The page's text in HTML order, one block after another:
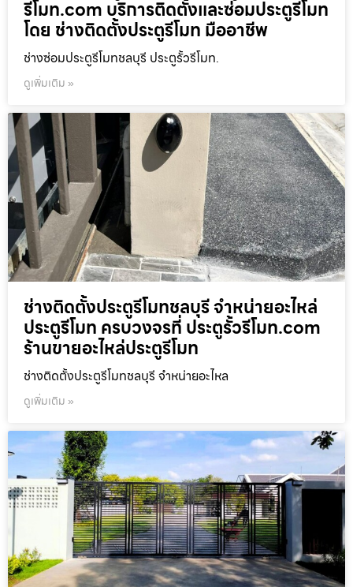
รีโมท.com บริการติดตั้งและซ่อมประตูรีโมท
โดย ช่างติดตั้งประตูรีโมท มืออาชีพ
ช่างซ่อมประตูรีโมทชลบุรี ประตูรั้วรีโมท.
ดูเพิ่มเติม »
ช่างติดตั้งประตูรีโมทชลบุรี จำหน่ายอะไหล่
ประตูรีโมท ครบวงจรที่ ประตูรั้วรีโมท.com
ร้านขายอะไหล่ประตูรีโมท
ช่างติดตั้งประตูรีโมทชลบุรี จำหน่ายอะไหล
ดูเพิ่มเติม »